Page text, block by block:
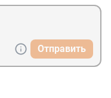
Отправить